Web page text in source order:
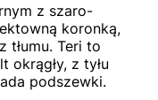
z szaro-
koronką,
tłumu. Teri to
okrągły, z tyłu
podszewki.